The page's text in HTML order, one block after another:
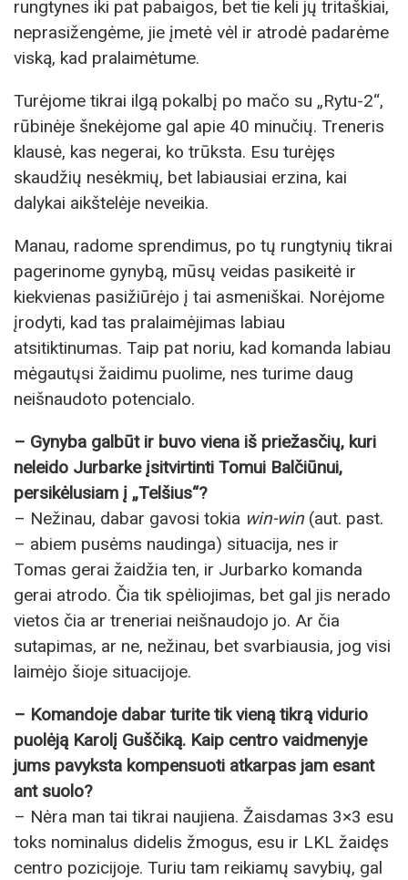
rungtynes iki pat pabaigos, bet tie keli jų tritaškiai,
neprasižengėme, jie įmetė vėl ir atrodė padarėme
viską, kad pralaimėtume.
Turėjome tikrai ilgą pokalbį po mačo su „Rytu-2“,
rūbinėje šnekėjome gal apie 40 minučių. Treneris
klausė, kas negerai, ko trūksta. Esu turėjęs
skaudžių nesėkmių, bet labiausiai erzina, kai
dalykai aikštelėje neveikia.
Manau, radome sprendimus, po tų rungtynių tikrai
pagerinome gynybą, mūsų veidas pasikeitė ir
kiekvienas pasižiūrėjo į tai asmeniškai. Norėjome
įrodyti, kad tas pralaimėjimas labiau
atsitiktinumas. Taip pat noriu, kad komanda labiau
mėgautųsi žaidimu puolime, nes turime daug
neišnaudoto potencialo.
– Gynyba galbūt ir buvo viena iš priežasčių, kuri
neleido Jurbarke įsitvirtinti Tomui Balčiūnui,
persikėlusiam į „Telšius“?
– Nežinau, dabar gavosi tokia win-win(aut. past.
– abiem pusėms naudinga) situacija, nes ir
Tomas gerai žaidžia ten, ir Jurbarko komanda
gerai atrodo. Čia tik spėliojimas, bet gal jis nerado
vietos čia ar treneriai neišnaudojo jo. Ar čia
sutapimas, ar ne, nežinau, bet svarbiausia, jog visi
laimėjo šioje situacijoje.
– Komandoje dabar turite tik vieną tikrą vidurio
puolėją Karolį Guščiką. Kaip centro vaidmenyje
jums pavyksta kompensuoti atkarpas jam esant
ant suolo?
– Nėra man tai tikrai naujiena. Žaisdamas 3×3 esu
toks nominalus didelis žmogus, esu ir LKL žaidęs
centro pozicijoje. Turiu tam reikiamų savybių, gal